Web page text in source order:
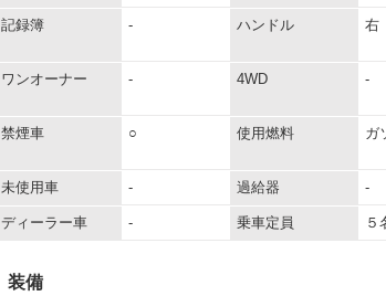
記録簿 - ハンドル 右
ワンオーナー - 4WD -
禁煙車 ○ 使用燃料 ガ
未使用車 - 過給器 -
ディーラー車 - 乗車定員 ５
装備